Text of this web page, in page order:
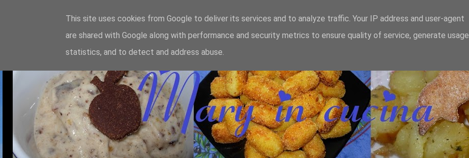
This site uses cookies from Google to deliver its services and to analyze traffic. Your IP address and user-agent
are shared with Google along with performance and security metrics to ensure quality of service, generate usage
statistics, and to detect and address abuse.